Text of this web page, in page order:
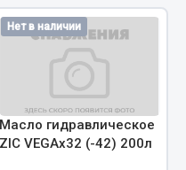
Нет в наличии
Масло гидравлическое
ZIC VEGAх32 (-42) 200л